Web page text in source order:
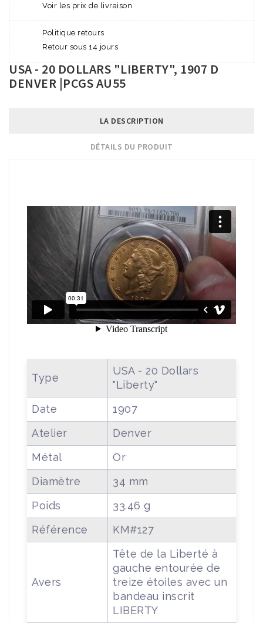
Voir les prix de livraison
Politique retours
Retour sous 14 jours
USA - 20 DOLLARS "LIBERTY", 1907 D
DENVER |PCGS AU55
LA DESCRIPTION
DÉTAILS DU PRODUIT
Type
USA - 20 Dollars
"Liberty"
Date
1907
Atelier
Denver
Métal
Or
Diamètre
34 mm
Poids
33.46 g
Référence
KM#127
Avers
Tête de la Liberté à
gauche entourée de
treize étoiles avec un
bandeau inscrit
LIBERTY